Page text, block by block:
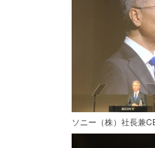
ソニー（株）社長兼